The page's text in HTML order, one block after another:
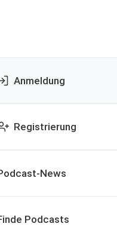
Anmeldung
Registrierung
News
Podcasts